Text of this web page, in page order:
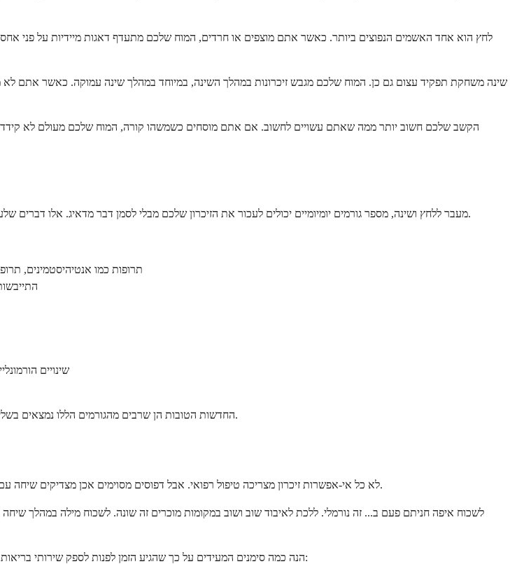
לחץ הוא אחד האשמים הנפוצים ביותר. כאשר אתם מוצפים או חרדים, המוח שלכם מתעדף דאגות מיידיות על פני
שינה משחקת תפקיד עצום גם כן. המוח שלכם מגבש זיכרונות במהלך השינה, במיוחד במהלך שינה עמוקה. כאשר אתם
הקשב שלכם חשוב יותר ממה שאתם עשויים לחשוב. אם אתם מוסחים כשמשהו קורה, המוח שלכם מעולם לא
מעבר ללחץ ושינה, מספר גורמים יומיומיים יכולים לעכור את הזיכרון שלכם מבלי לסמן דבר מדאיג. אלו דברים שלעיתים קרובות ניתן לטפל בהם באמצעות שינויים באורח החיים, והכרה בהם יכולה להביא להקלה אמיתית.
תרופות כמו אנטיהיסטמינים,
שינויים
החדשות הטובות הן שרבים מהגורמים הללו נמצאים בשליטתכם. שינויים קטנים יכולים לעיתים קרובות להוביל לשיפורים ניכרים בתחושת החדות שלכם מיום ליום.
לא כל אי-אפשרות זיכרון מצריכה טיפול רפואי. אבל דפוסים מסוימים אכן מצדיקים שיחה עם הרופא שלכם. המפתח הוא לזהות מתי שכחנות עוברת מטרד מזדמן למשהו שמפריע לחיי היומיום שלכם.
לשכוח איפה חניתם פעם ב... זה נורמלי. ללכת לאיבוד שוב ושוב במקומות מוכרים זה שונה. לשכוח מילה
הנה כמה סימנים המעידים על כך שהגיע הזמן לפנות לספק שירותי בריאות. אינדיקטורים אלו אינם מעידים בהכרח שמשהו לא בסדר, אך הם מצביעים על כך שהערכה תהיה נבונה: